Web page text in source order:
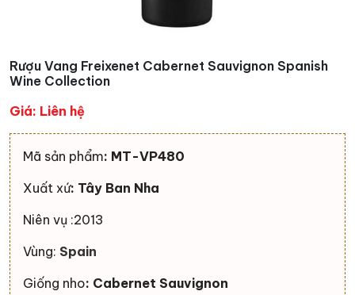
Rượu Vang Freixenet Cabernet Sauvignon Spanish
Wine Collection
Giá: Liên hệ
Mã sản phẩm: MT-VP480
Xuất xứ: Tây Ban Nha
Niên vụ :2013
Vùng: Spain
Giống nho: Cabernet Sauvignon